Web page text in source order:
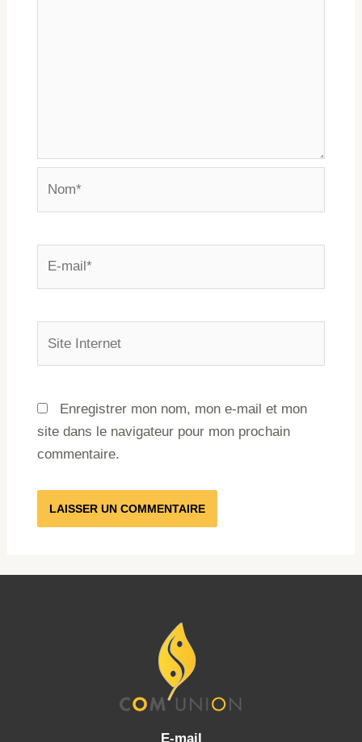
Enregistrer mon nom, mon e-mail et mon
site dans le navigateur pour mon prochain
commentaire.
E-mail